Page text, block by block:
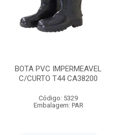
BOTA PVC IMPERMEAVEL
C/CURTO T44 CA38200
Código: 5329
Embalagem: PAR